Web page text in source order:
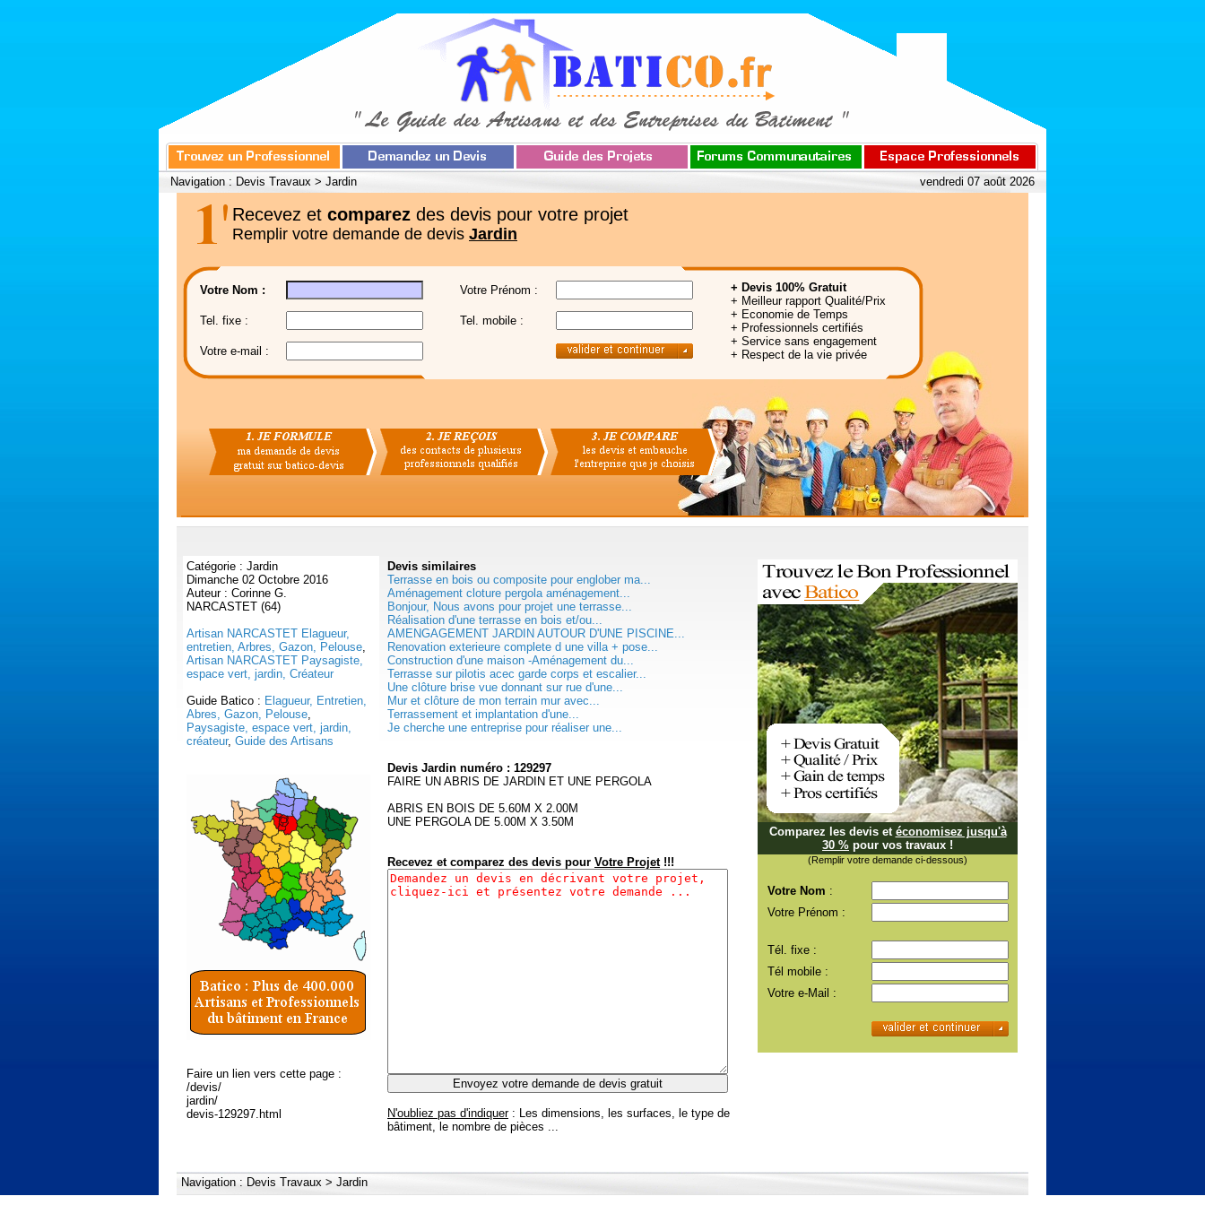
Navigation : Devis Travaux > Jardin vendredi 07 août 2026
Recevez et comparez des devis pour votre projet
Remplir votre demande de devis Jardin
Votre Nom : Votre Prénom :
+ Devis 100% Gratuit
+ Meilleur rapport Qualité/Prix
+ Economie de Temps
+ Professionnels certifiés
+ Service sans engagement
+ Respect de la vie privée
Tel. fixe : Tel. mobile :
Votre e-mail :
Catégorie : Jardin
Dimanche 02 Octobre 2016
Auteur : Corinne G.
NARCASTET (64)
Artisan NARCASTET Elagueur,
entretien, Arbres, Gazon, Pelouse,
Artisan NARCASTET Paysagiste,
espace vert, jardin, Créateur
Guide Batico : Elagueur, Entretien,
Abres, Gazon, Pelouse,
Paysagiste, espace vert, jardin,
créateur, Guide des Artisans
Faire un lien vers cette page :
/devis/
jardin/
devis-129297.html
Devis similaires
Terrasse en bois ou composite pour englober ma...
Aménagement cloture pergola aménagement...
Bonjour, Nous avons pour projet une terrasse...
Réalisation d'une terrasse en bois et/ou...
AMENGAGEMENT JARDIN AUTOUR D'UNE PISCINE...
Renovation exterieure complete d une villa + pose...
Construction d'une maison -Aménagement du...
Terrasse sur pilotis acec garde corps et escalier...
Une clôture brise vue donnant sur rue d'une...
Mur et clôture de mon terrain mur avec...
Terrassement et implantation d'une...
Je cherche une entreprise pour réaliser une...
Devis Jardin numéro : 129297
FAIRE UN ABRIS DE JARDIN ET UNE PERGOLA
ABRIS EN BOIS DE 5.60M X 2.00M
UNE PERGOLA DE 5.00M X 3.50M
Recevez et comparez des devis pour Votre Projet!!!
N'oubliez pas d'indiquer: Les dimensions, les surfaces, le type de
bâtiment, le nombre de pièces ...
Comparez les devis et économisez jusqu'à
30 % pour vos travaux !
(Remplir votre demande ci-dessous)
Votre Nom :
Votre Prénom :
Tél. fixe :
Tél mobile :
Votre e-Mail :
Navigation : Devis Travaux > Jardin